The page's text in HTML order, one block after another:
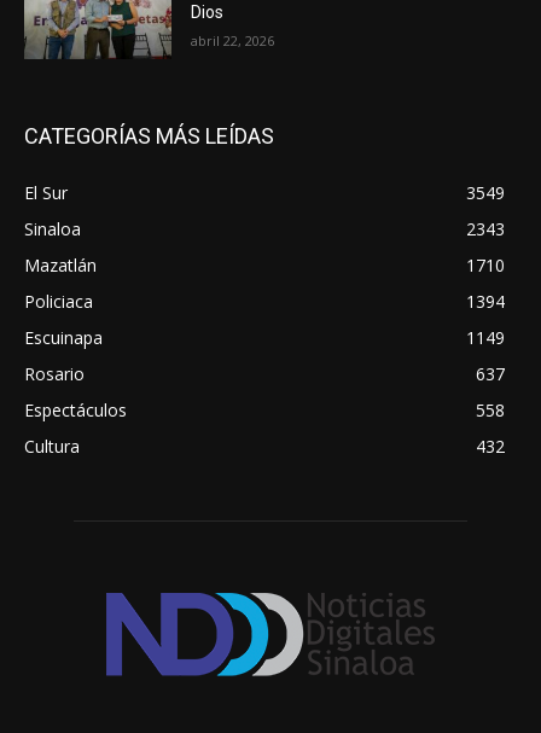
Dios
abril 22, 2026
CATEGORÍAS MÁS LEÍDAS
El Sur
3549
Sinaloa
2343
Mazatlán
1710
Policiaca
1394
Escuinapa
1149
Rosario
637
Espectáculos
558
Cultura
432